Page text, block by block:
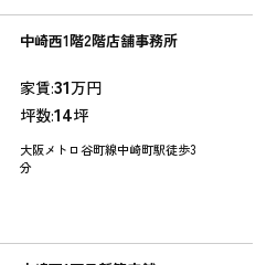
中崎西1階2階店舗事務所
家賃:31万円
坪数:14坪
大阪メトロ谷町線中崎町駅徒歩3
分